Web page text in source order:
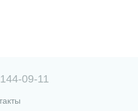
09-11